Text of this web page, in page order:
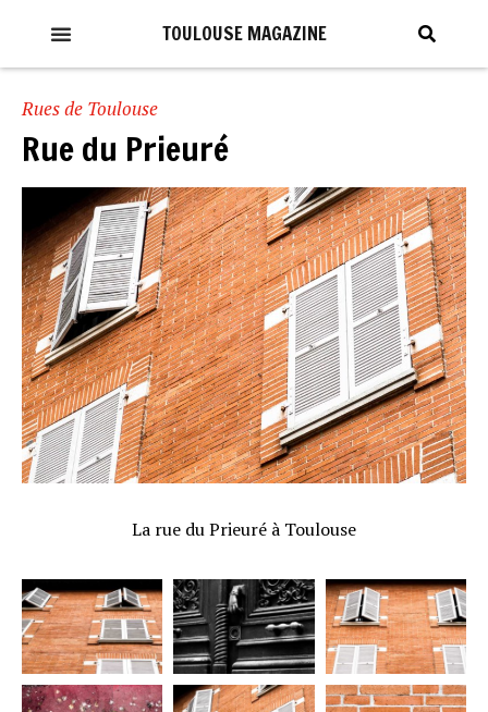
TOULOUSE MAGAZINE
Rues de Toulouse
Rue du Prieuré
La rue du Prieuré à Toulouse